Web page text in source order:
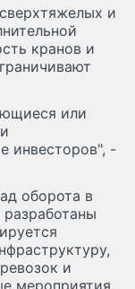
и
кранов и
или
инвесторов", -
оборота в
и